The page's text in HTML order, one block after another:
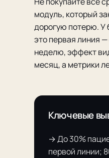
модуль, который
дорогую потерю. У
это первая линия
неделю, эффект
месяц, а метрики
Ключевые
→ До 30%
первой линии;